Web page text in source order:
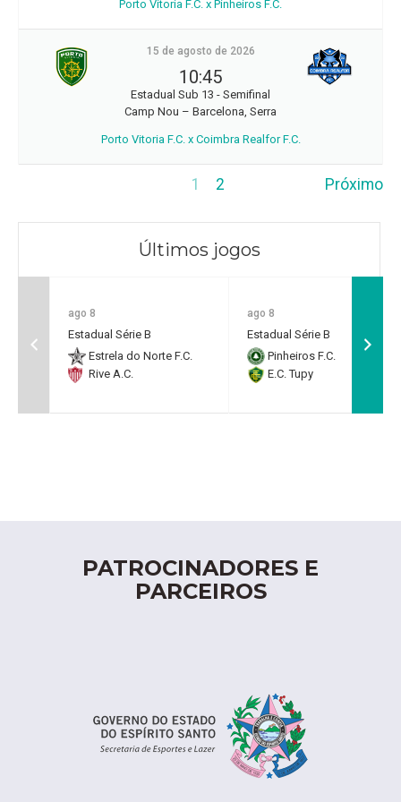
Porto Vitoria F.C. x Pinheiros F.C.
15 de agosto de 2026
10:45
Estadual Sub 13 - Semifinal
Camp Nou – Barcelona, Serra
Porto Vitoria F.C. x Coimbra Realfor F.C.
1 2 Próximo
Últimos jogos
ago 8
Estadual Série B
Estrela do Norte F.C.
Rive A.C.
ago 8
Estadual Série B
Pinheiros F.C.
E.C. Tupy
PATROCINADORES E
PARCEIROS